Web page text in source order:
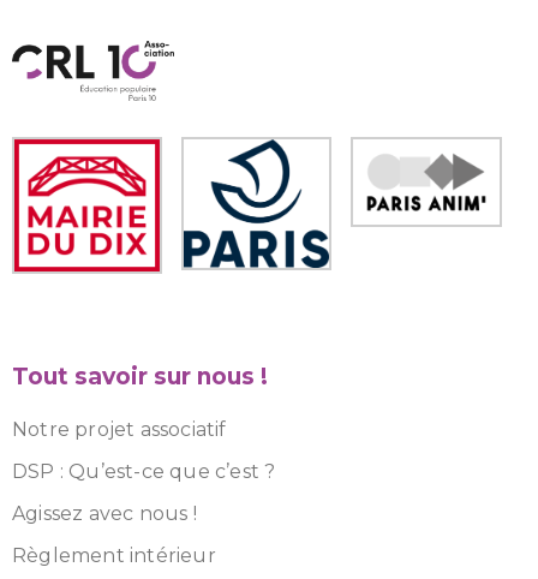
Tout savoir sur nous !
Notre projet associatif
DSP : Qu’est-ce que c’est ?
Agissez avec nous !
Règlement intérieur